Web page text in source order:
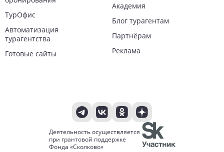
ТурОфис
Автоматизация
турагентства
Готовые сайты
Академия
Блог турагентам
Партнёрам
Реклама
Деятельность осуществляется
при грантовой поддержке
Фонда «Сколково»